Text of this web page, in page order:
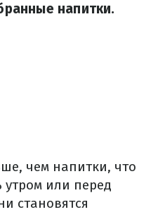
напитки.
чем напитки, что
или перед
становятся